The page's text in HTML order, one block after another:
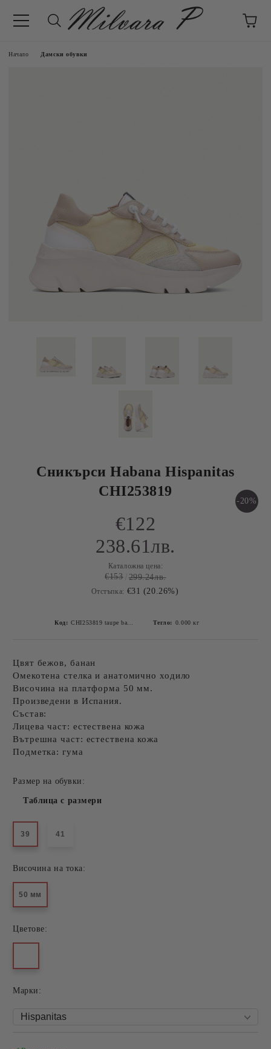
Начало Дамски обувки
Сникърси Habana Hispanitas
CHI253819
-20%
€122
238.61лв.
Каталожна цена:
€153 299.24лв.
Отстъпка: €31 (20.26%)
Код: Тегло: 0.000 кг
Цвят бежов, банан
Омекотена стелка и анатомично ходило
Височина на платформа 50 мм.
Произведени в Испания.
Състав:
Лицева част: естествена кожа
Вътрешна част: естествена кожа
Подметка: гума
Размер на обувки:
Таблица с размери
39 41
Височина на тока:
50 мм
Цветове:
Mарки: